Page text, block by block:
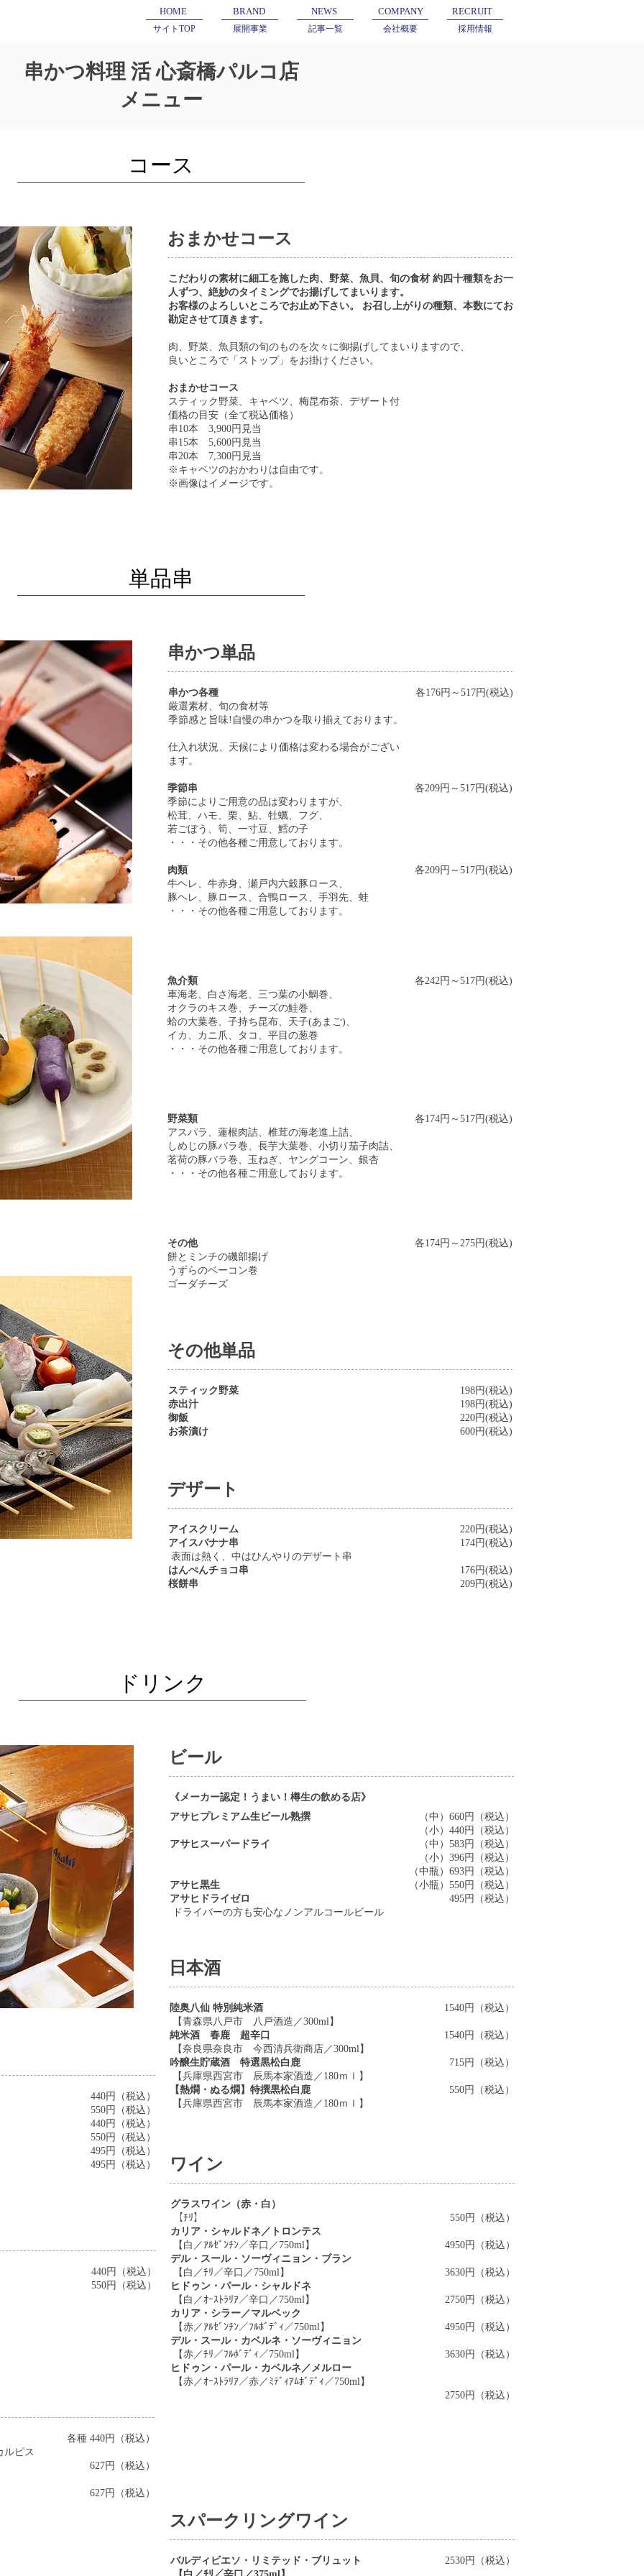
HOME BRAND NEWS COMPANY RECRUIT
サイトTOP 展開事業 記事一覧 会社概要 採用情報
串かつ料理 活 心斎橋パルコ店
メニュー
​コース
おまかせコース
こだわりの素材に細工を施した肉、野菜、魚貝、旬の食材 約四十種類をお一
人ずつ、絶妙のタイミングでお揚げしてまいります。
お客様のよろしいところでお止め下さい。 お召し上がりの種類、本数にてお
勘定させて頂きます。
肉、野菜、魚貝類の旬のものを次々に御揚げしてまいりますので、
良いところで「ストップ」をお掛けください。
おまかせコース
スティック野菜、キャベツ、梅昆布茶、デザート付
価格の目安（全て税込価格）
串10本 3,900円見当
串15本 5,600円見当
串20本 7,300円見当
※キャベツのおかわりは自由です。
※画像はイメージです。
単品串
串かつ単品
串かつ各種
厳選素材、旬の食材等
季節感と旨味!自慢の串かつを取り揃えております。
仕入れ状況、天候により価格は変わる場合がござい
ます。
各176円～517円(税込)
季節串
季節によりご用意の品は変わりますが、
松茸、ハモ、栗、鮎、牡蠣、フグ、
若ごぼう、筍、一寸豆、鱈の子
・・・その他各種ご用意しております。
各209円～517円(税込)
肉類
牛ヘレ、牛赤身、瀬戸内六穀豚ロース、
豚ヘレ、豚ロース、合鴨ロース、手羽先、蛙
・・・その他各種ご用意しております。
各209円～517円(税込)
魚介類
車海老、白さ海老、三つ葉の小鯛巻、
オクラのキス巻、チーズの鮭巻、
蛤の大葉巻、子持ち昆布、天子(あまご)、
イカ、カニ爪、タコ、平目の葱巻
・・・その他各種ご用意しております。
各242円～517円(税込)
野菜類
アスパラ、蓮根肉詰、椎茸の海老進上詰、
しめじの豚バラ巻、長芋大葉巻、小切り茄子肉詰、
茗荷の豚バラ巻、玉ねぎ、ヤングコーン、銀杏
・・・その他各種ご用意しております。
各174円～517円(税込)
その他
餅とミンチの磯部揚げ
うずらのベーコン巻
ゴーダチーズ
各174円～275円(税込)
その他単品
スティック野菜
赤出汁
御飯
お茶漬け
198円(税込)
198円(税込)
220円(税込)
600円(税込)
デザート
アイスクリーム
アイスバナナ串
表面は熱く、中はひんやりのデザート串
はんぺんチョコ串
桜餅串
220円(税込)
174円(税込)
176円(税込)
209円(税込)
ドリンク
440円（税込）
550円（税込）
440円（税込）
550円（税込）
495円（税込）
495円（税込）
440円（税込）
550円（税込）
ルピス
各種 440円（税込）
627円（税込）
627円（税込）
ビール
《メーカー認定！うまい！樽生の飲める店》
アサヒプレミアム生ビール熟撰
アサヒスーパードライ
アサヒ黒生
アサヒドライゼロ
ドライバーの方も安心なノンアルコールビール
（中）660円（税込）
（小）440円（税込）
（中）583円（税込）
（小）396円（税込）
（中瓶）693円（税込）
（小瓶）550円（税込）
495円（税込）
日本酒
陸奥八仙 特別純米酒
【青森県八戸市 八戸酒造／300ml】
純米酒 春鹿 超辛口
【奈良県奈良市 今西清兵衛商店／300ml】
吟醸生貯蔵酒 特選黒松白鹿
【兵庫県西宮市 辰馬本家酒造／180ｍｌ】
【熱燗・ぬる燗】特撰黒松白鹿
【兵庫県西宮市 辰馬本家酒造／180ｍｌ】
1540円（税込）
1540円（税込）
715円（税込）
550円（税込）
ワイン
グラスワイン（赤・白）
【ﾁﾘ】
カリア・シャルドネ／トロンテス
【白／ｱﾙｾﾞﾝﾁﾝ／辛口／750ml】
デル・スール・ソーヴィニョン・ブラン
【白／ﾁﾘ／辛口／750ml】
ヒドゥン・パール・シャルドネ
【白／ｵｰｽﾄﾗﾘｱ／辛口／750ml】
カリア・シラー／マルベック
【赤／ｱﾙｾﾞﾝﾁﾝ／ﾌﾙﾎﾞﾃﾞｨ／750ml】
デル・スール・カベルネ・ソーヴィニョン
【赤／ﾁﾘ／ﾌﾙﾎﾞﾃﾞｨ／750ml】
ヒドゥン・パール・カベルネ／メルロー
【赤／ｵｰｽﾄﾗﾘｱ／赤／ﾐﾃﾞｨｱﾑﾎﾞﾃﾞｨ／750ml】
550円（税込）
4950円（税込）
3630円（税込）
2750円（税込）
4950円（税込）
3630円（税込）
2750円（税込）
スパークリングワイン
バルディビエソ・リミテッド ・ブリュット
2530円（税込）